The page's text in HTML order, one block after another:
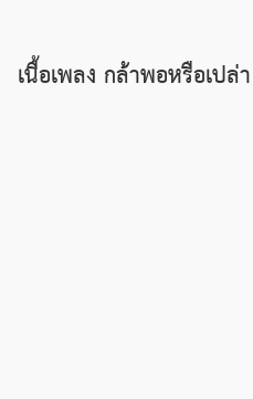
เนื้อเพลง กล้าพอหรือเป